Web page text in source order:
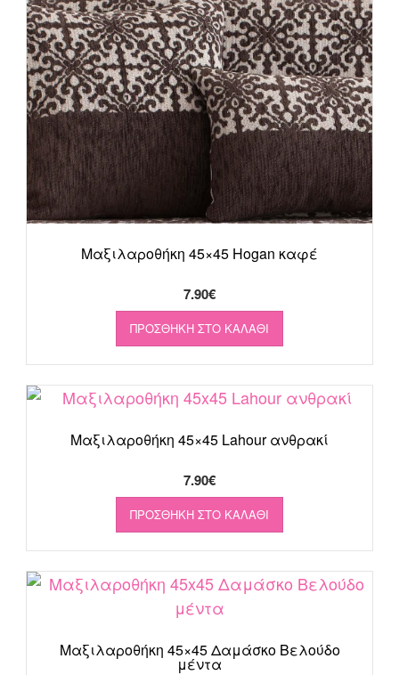
Μαξιλαροθήκη 45×45 Hogan καφέ
7.90€
ΠΡΟΣΘΉΚΗ ΣΤΟ ΚΑΛΆΘΙ
Μαξιλαροθήκη 45×45 Lahour ανθρακί
7.90€
ΠΡΟΣΘΉΚΗ ΣΤΟ ΚΑΛΆΘΙ
Μαξιλαροθήκη 45×45 Δαμάσκο Βελούδο
μέντα